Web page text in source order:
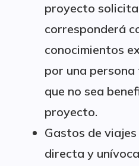
proyecto
corresponderá
conocimientos
por una
que no sea
proyecto.
Gastos de
directa y